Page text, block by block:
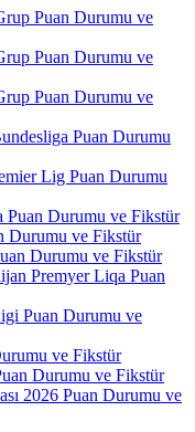
Puan Durumu ve
Puan Durumu ve
Puan Durumu ve
Puan Durumu
Lig Puan Durumu
Puan Durumu ve Fikstür
Durumu ve Fikstür
Durumu ve Fikstür
Premyer Liqa Puan
Puan Durumu ve
ve Fikstür
Durumu ve Fikstür
2026 Puan Durumu ve